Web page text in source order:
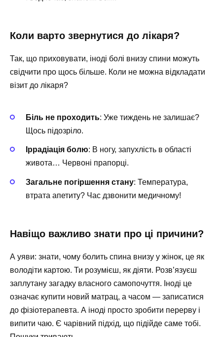
Коли варто звернутися до лікаря?
Так, що приховувати, іноді болі внизу спини можуть
свідчити про щось більше. Коли не можна відкладати
візит до лікаря?
Біль не проходить: Уже тиждень не залишає?
Щось підозріло.
Іррадіація болю: В ногу, запухлість в області
живота… Червоні прапорці.
Загальне погіршення стану: Температура,
втрата апетиту? Час дзвонити медичному!
Навіщо важливо знати про ці причини?
А уяви: знати, чому болить спина внизу у жінок, це як
володіти картою. Ти розумієш, як діяти. Розв’язуєш
заплутану загадку власного самопочуття. Іноді це
означає купити новий матрац, а часом — записатися
до фізіотерапевта. А іноді просто зробити перерву і
випити чаю. Є чарівний підхід, що підійде саме тобі.